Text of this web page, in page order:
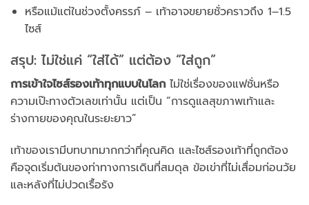
หรือแม้แต่ในช่วงตั้งครรภ์ – เท้าอาจขยายชั่วคราวถึง 1–1.5
ไซส์
สรุป: ไม่ใช่แค่ “ใส่ได้” แต่ต้อง “ใส่ถูก”
การเข้าใจไซส์รองเท้าทุกแบบในโลก ไม่ใช่เรื่องของแฟชั่นหรือ
ความเป๊ะทางตัวเลขเท่านั้น แต่เป็น “การดูแลสุขภาพเท้าและ
ร่างกายของคุณในระยะยาว”
เท้าของเรามีบทบาทมากกว่าที่คุณคิด และไซส์รองเท้าที่ถูกต้อง
คือจุดเริ่มต้นของท่าทางการเดินที่สมดุล ข้อเข่าที่ไม่เสื่อมก่อนวัย
และหลังที่ไม่ปวดเรื้อรัง